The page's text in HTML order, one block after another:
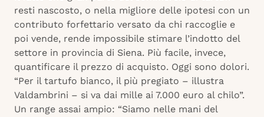
resti nascosto, o nella migliore delle ipotesi con un
contributo forfettario versato da chi raccoglie e
poi vende, rende impossibile stimare l’indotto del
settore in provincia di Siena. Più facile, invece,
quantificare il prezzo di acquisto. Oggi sono dolori.
“Per il tartufo bianco, il più pregiato – illustra
Valdambrini – si va dai mille ai 7.000 euro al chilo”.
Un range assai ampio: “Siamo nelle mani del